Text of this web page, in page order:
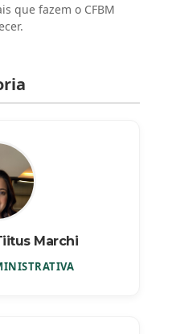
que fazem o CFBM
Marchi